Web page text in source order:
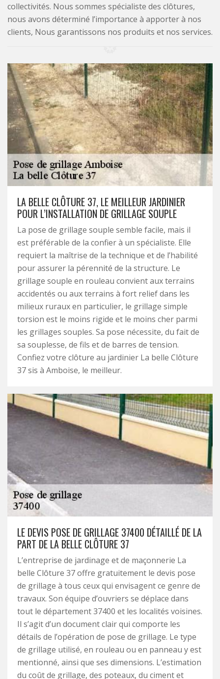
collectivités. Nous sommes spécialiste des clôtures,
nous avons déterminé l’importance à apporter à nos
clients, Nous garantissons nos produits et nos services.
LA BELLE CLÔTURE 37, LE MEILLEUR JARDINIER
POUR L’INSTALLATION DE GRILLAGE SOUPLE
La pose de grillage souple semble facile, mais il
est préférable de la confier à un spécialiste. Elle
requiert la maîtrise de la technique et de l’habilité
pour assurer la pérennité de la structure. Le
grillage souple en rouleau convient aux terrains
accidentés ou aux terrains à fort relief dans les
milieux ruraux en particulier, le grillage simple
torsion est le moins rigide et le moins cher parmi
les grillages souples. Sa pose nécessite, du fait de
sa souplesse, de fils et de barres de tension.
Confiez votre clôture au jardinier La belle Clôture
37 sis à Amboise, le meilleur.
LE DEVIS POSE DE GRILLAGE 37400 DÉTAILLÉ DE LA
PART DE LA BELLE CLÔTURE 37
L’entreprise de jardinage et de maçonnerie La
belle Clôture 37 offre gratuitement le devis pose
de grillage à tous ceux qui envisagent ce genre de
travaux. Son équipe d’ouvriers se déplace dans
tout le département 37400 et les localités voisines.
Il s’agit d’un document clair qui comporte les
détails de l’opération de pose de grillage. Le type
de grillage utilisé, en rouleau ou en panneau y est
mentionné, ainsi que ses dimensions. L’estimation
du coût de grillage, des poteaux, du ciment et